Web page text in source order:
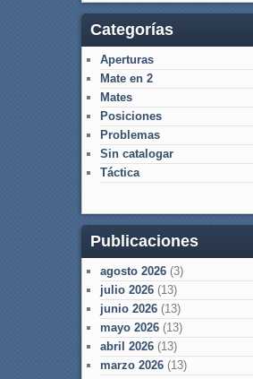
Categorías
Aperturas
Mate en 2
Mates
Posiciones
Problemas
Sin catalogar
Táctica
Publicaciones
agosto 2026(3)
julio 2026(13)
junio 2026(13)
mayo 2026(13)
abril 2026(13)
marzo 2026(13)